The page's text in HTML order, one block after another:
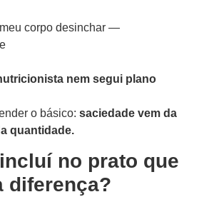
corpo desinchar —
nem segui plano
o básico: saciedade vem da
quantidade.
no prato que
diferença?